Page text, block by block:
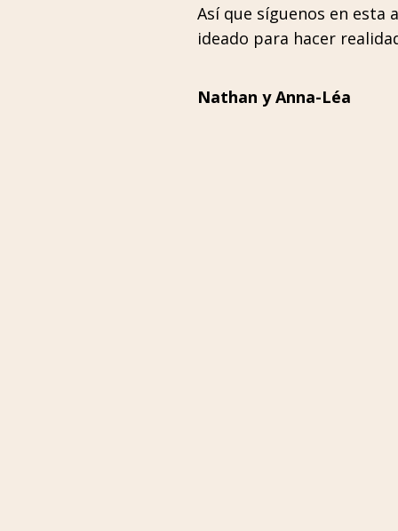
Así que síguenos en esta
ideado para hacer
Nathan y Anna-Léa